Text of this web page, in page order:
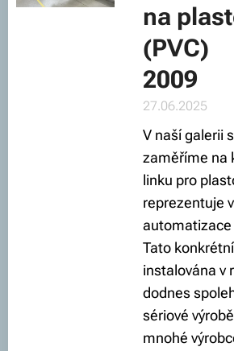
na
2009
27.06.2025
V naší galerii
zaměříme na
linku pro
reprezentuje
Tato
instalována v
dodnes
sériové
mnohé